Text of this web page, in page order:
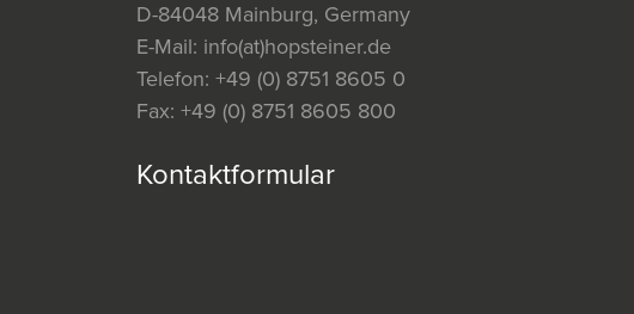
D-84048 Mainburg, Germany
E-Mail: info(at)hopsteiner.de
Telefon: +49 (0) 8751 8605 0
Fax: +49 (0) 8751 8605 800
Kontaktformular